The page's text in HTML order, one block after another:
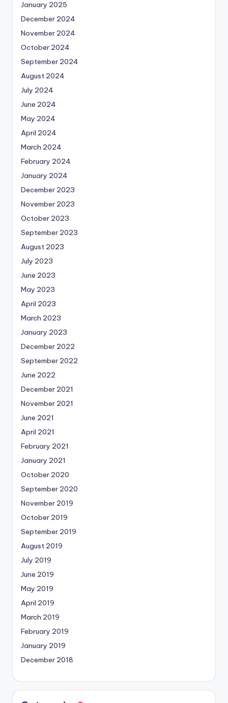
January 2025
December 2024
November 2024
October 2024
September 2024
August 2024
July 2024
June 2024
May 2024
April 2024
March 2024
February 2024
January 2024
December 2023
November 2023
October 2023
September 2023
August 2023
July 2023
June 2023
May 2023
April 2023
March 2023
January 2023
December 2022
September 2022
June 2022
December 2021
November 2021
June 2021
April 2021
February 2021
January 2021
October 2020
September 2020
November 2019
October 2019
September 2019
August 2019
July 2019
June 2019
May 2019
April 2019
March 2019
February 2019
January 2019
December 2018